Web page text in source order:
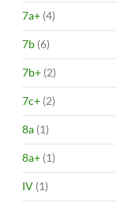
7a+ (4)
7b (6)
7b+ (2)
7c+ (2)
8a (1)
8a+ (1)
IV (1)